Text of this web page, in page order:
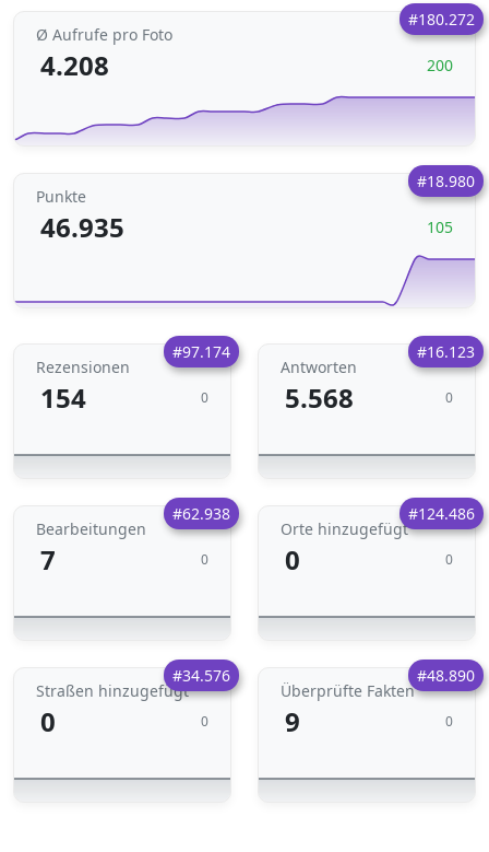
#180.272
Ø Aufrufe pro Foto
4.208 200
#18.980
Punkte
46.935 105
#97.174
Rezensionen
154 0
#16.123
Antworten
5.568 0
#62.938
Bearbeitungen
7 0
#124.486
Orte hinzugefügt
0 0
#34.576
Straßen hinzugefügt
0 0
#48.890
Überprüfte Fakten
9 0